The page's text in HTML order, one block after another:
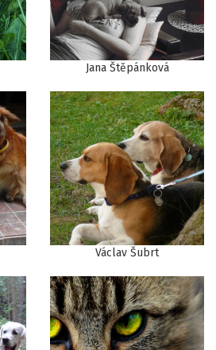
Jana Štěpánková
Václav Šubrt